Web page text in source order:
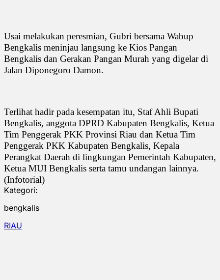
Usai melakukan peresmian, Gubri bersama Wabup
Bengkalis meninjau langsung ke Kios Pangan
Bengkalis dan Gerakan Pangan Murah yang digelar di
Jalan Diponegoro Damon.
Terlihat hadir pada kesempatan itu, Staf Ahli Bupati
Bengkalis, anggota DPRD Kabupaten Bengkalis, Ketua
Tim Penggerak PKK Provinsi Riau dan Ketua Tim
Penggerak PKK Kabupaten Bengkalis, Kepala
Perangkat Daerah di lingkungan Pemerintah Kabupaten,
Ketua MUI Bengkalis serta tamu undangan lainnya.
(Infotorial)
Kategori:
bengkalis
RIAU